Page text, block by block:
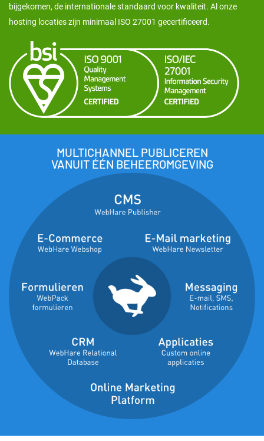
bijgekomen, de internationale standaard voor kwaliteit. Al onze
hosting locaties zijn minimaal ISO 27001 gecertificeerd.
MULTICHANNEL PUBLICEREN
VANUIT ÉÉN BEHEEROMGEVING